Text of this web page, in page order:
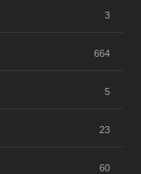
3
664
5
23
60